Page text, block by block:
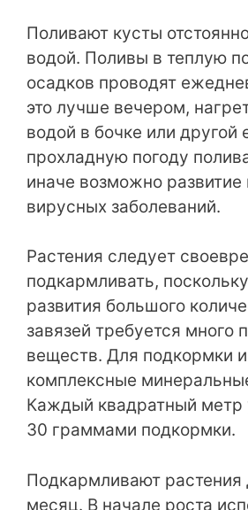
Поливают кусты
водой. Поливы в теплую
осадков проводят
это лучше вечером,
водой в бочке или другой
прохладную погоду
иначе возможно развитие
вирусных заболеваний.
Растения следует
подкармливать,
развития большого
завязей требуется много
веществ. Для подкормки
комплексные
Каждый квадратный метр
30 граммами подкормки.
Подкармливают
месяц. В начале роста